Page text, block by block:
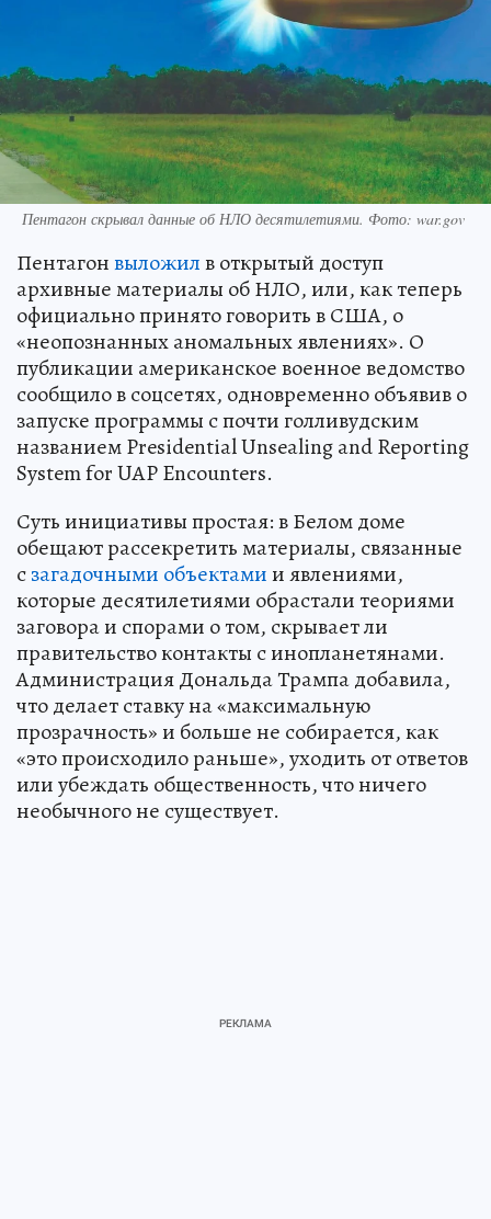
Пентагон скрывал данные об НЛО десятилетиями. Фото: war.gov
Пентагонвыложилв открытый доступ
архивные материалы об НЛО, или, как теперь
официально принято говорить в США, о
«неопознанных аномальных явлениях». О
публикации американское военное ведомство
сообщило в соцсетях, одновременно объявив о
запуске программы с почти голливудским
названием Presidential Unsealing and Reporting
System for UAP Encounters.
Суть инициативы простая: в Белом доме
обещают рассекретить материалы, связанные
сзагадочными объектамии явлениями,
которые десятилетиями обрастали теориями
заговора и спорами о том, скрывает ли
правительство контакты с инопланетянами.
Администрация Дональда Трампа добавила,
что делает ставку на «максимальную
прозрачность» и больше не собирается, как
«это происходило раньше», уходить от ответов
или убеждать общественность, что ничего
необычного не существует.